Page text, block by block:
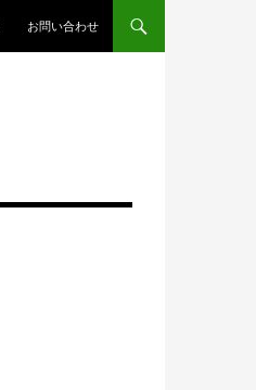
お問い合わせ